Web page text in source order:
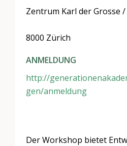
Zentrum Karl der Grosse
8000 Zürich
ANMELDUNG
http://
gen/anmeldung
Der Workshop bietet